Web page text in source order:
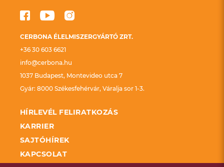
CERBONA ÉLELMISZERGYÁRTÓ ZRT.
+36 30 603 6621
info@cerbona.hu
1037 Budapest, Montevideo utca 7
Gyár: 8000 Székesfehérvár, Váralja sor 1-3.
HÍRLEVÉL FELIRATKOZÁS
KARRIER
SAJTÓHÍREK
KAPCSOLAT